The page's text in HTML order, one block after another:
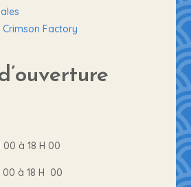
Crimson Factory
00 à 18 H 00
00 à 18 H 00